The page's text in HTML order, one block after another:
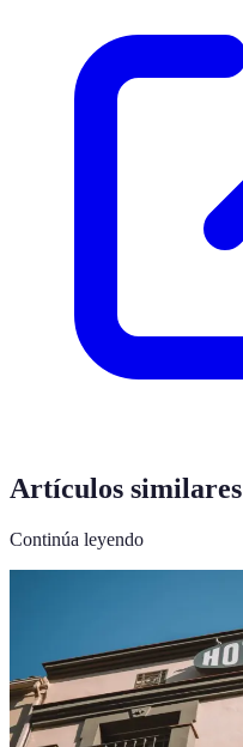
Artículos similares
Continúa leyendo